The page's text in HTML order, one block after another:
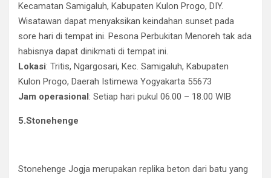
Kecamatan Samigaluh, Kabupaten Kulon Progo, DIY.
Wisatawan dapat menyaksikan keindahan sunset pada
sore hari di tempat ini. Pesona Perbukitan Menoreh tak ada
habisnya dapat dinikmati di tempat ini.
Lokasi: Tritis, Ngargosari, Kec. Samigaluh, Kabupaten
Kulon Progo, Daerah Istimewa Yogyakarta 55673
Jam operasional: Setiap hari pukul 06.00 – 18.00 WIB
5.Stonehenge
Stonehenge Jogja merupakan replika beton dari batu yang